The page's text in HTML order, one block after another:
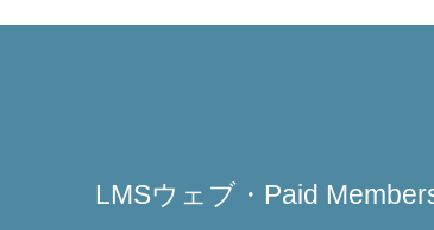
LMSウェブ・Paid